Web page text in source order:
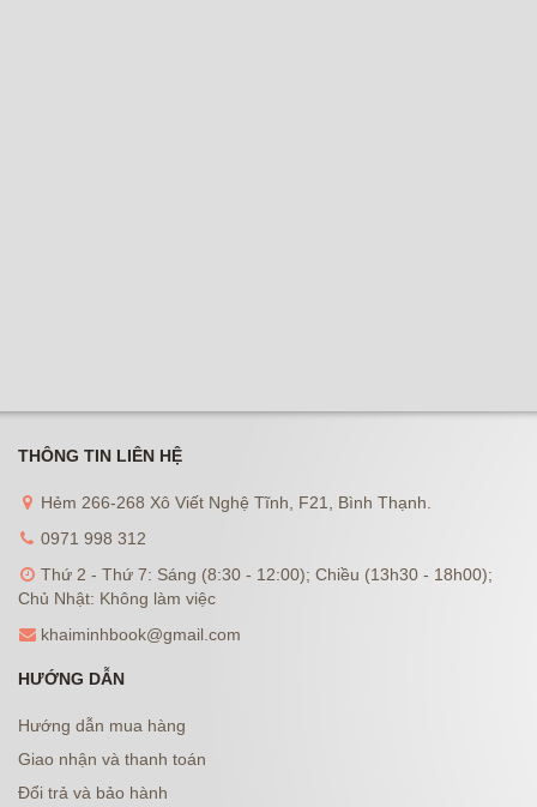
THÔNG TIN LIÊN HỆ
Hẻm 266-268 Xô Viết Nghệ Tĩnh, F21, Bình Thạnh.
0971 998 312
Thứ 2 - Thứ 7: Sáng (8:30 - 12:00); Chiều (13h30 - 18h00);
Chủ Nhật: Không làm việc
khaiminhbook@gmail.com
HƯỚNG DẪN
Hướng dẫn mua hàng
Giao nhận và thanh toán
Đổi trả và bảo hành